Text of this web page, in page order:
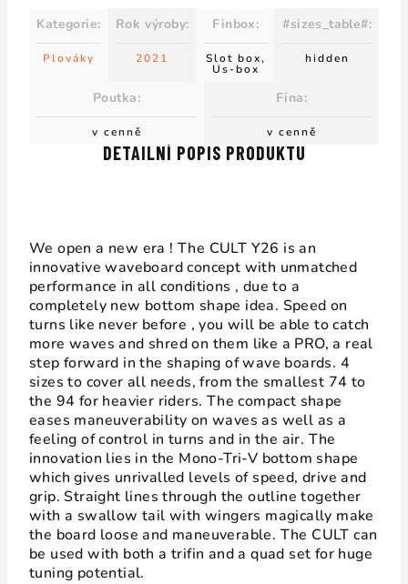
DETAILNÍ POPIS PRODUKTU
We open a new era ! The CULT Y26 is an
innovative waveboard concept with unmatched
performance in all conditions , due to a
completely new bottom shape idea. Speed on
turns like never before , you will be able to catch
more waves and shred on them like a PRO, a real
step forward in the shaping of wave boards. 4
sizes to cover all needs, from the smallest 74 to
the 94 for heavier riders. The compact shape
eases maneuverability on waves as well as a
feeling of control in turns and in the air. The
innovation lies in the Mono-Tri-V bottom shape
which gives unrivalled levels of speed, drive and
grip. Straight lines through the outline together
with a swallow tail with wingers magically make
the board loose and maneuverable. The CULT can
be used with both a trifin and a quad set for huge
tuning potential.
Kategorie:
Plováky
Rok výroby:
2021
Finbox:
Slot box,
Us-box
#sizes_table#:
hidden
Poutka:
v cenně
Fina:
v cenně